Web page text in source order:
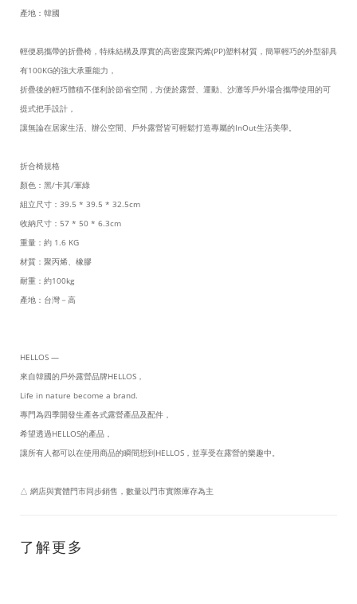
產地：韓國
輕便易攜帶的折疊椅，特殊結構及厚實的高密度聚丙烯(PP)塑料材質，簡單輕巧的外型卻具
有100KG的強大承重能力，
折疊後的輕巧體積不僅利於節省空間，方便於露營、運動、沙灘等戶外場合攜帶使用的可
提式把手設計，
讓無論在居家生活、辦公空間、戶外露營皆可輕鬆打造專屬的InOut生活美學。
折合椅規格
顏色：黑/卡其/軍綠
組立尺寸：39.5 * 39.5 * 32.5cm
收納尺寸：57 * 50 * 6.3cm
重量：約 1.6 KG
材質：聚丙烯、橡膠
耐重：約100kg
產地：台灣－高
HELLOS —
來自韓國的戶外露營品牌HELLOS，
Life in nature become a brand.
專門為四季開發生產各式露營產品及配件，
希望透過HELLOS的產品，
讓所有人都可以在使用商品的瞬間想到HELLOS，並享受在露營的樂趣中。
△ 網店與實體門市同步銷售，數量以門市實際庫存為主
了解更多